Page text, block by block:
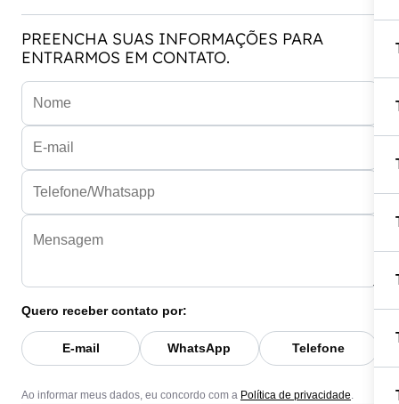
PREENCHA SUAS INFORMAÇÕES PARA
ENTRARMOS EM CONTATO.
Quero receber contato por:
E-mail WhatsApp Telefone
Ao informar meus dados, eu concordo com a Política de privacidade